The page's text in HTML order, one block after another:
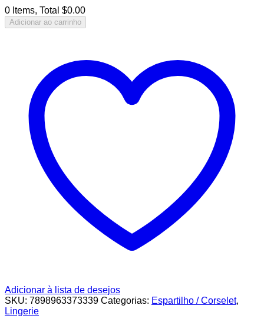
0 Items, Total $0.00
Adicionar ao carrinho
Adicionar à lista de desejos
SKU: 7898963373339 Categorias: Espartilho / Corselet,
Lingerie